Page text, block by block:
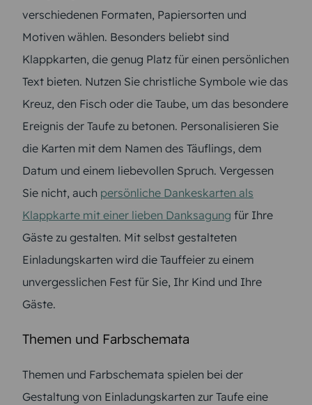
verschiedenen Formaten, Papiersorten und
Motiven wählen. Besonders beliebt sind
Klappkarten, die genug Platz für einen persönlichen
Text bieten. Nutzen Sie christliche Symbole wie das
Kreuz, den Fisch oder die Taube, um das besondere
Ereignis der Taufe zu betonen. Personalisieren Sie
die Karten mit dem Namen des Täuflings, dem
Datum und einem liebevollen Spruch. Vergessen
Sie nicht, auch persönliche Dankeskarten als
Klappkarte mit einer lieben Danksagung für Ihre
Gäste zu gestalten. Mit selbst gestalteten
Einladungskarten wird die Tauffeier zu einem
unvergesslichen Fest für Sie, Ihr Kind und Ihre
Gäste.
Themen und Farbschemata
Themen und Farbschemata spielen bei der
Gestaltung von Einladungskarten zur Taufe eine